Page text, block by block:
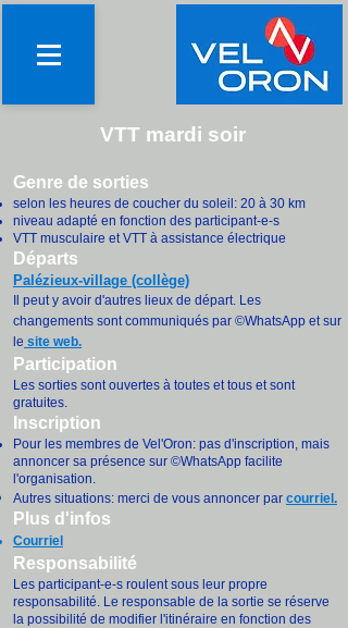
VTT mardi soir
Genre de sorties
selon les heures de coucher du soleil: 20 à 30 km
niveau adapté en fonction des participant-e-s
VTT musculaire et VTT à assistance électrique
Départs
Palézieux-village (collège)
Il peut y avoir d'autres lieux de départ. Les
changements sont communiqués par ©WhatsApp et sur
le site web.
Participation
Les sorties sont ouvertes à toutes et tous et sont
gratuites.
Inscription
Pour les membres de Vel'Oron: pas d'inscription, mais
annoncer sa présence sur ©WhatsApp facilite
l'organisation.
Autres situations: merci de vous annoncer par courriel .
Plus d'infos
Courriel
Responsabilité
Les participant-e-s roulent sous leur propre
responsabilité. Le responsable de la sortie se réserve
la possibilité de modifier l'itinéraire en fonction des